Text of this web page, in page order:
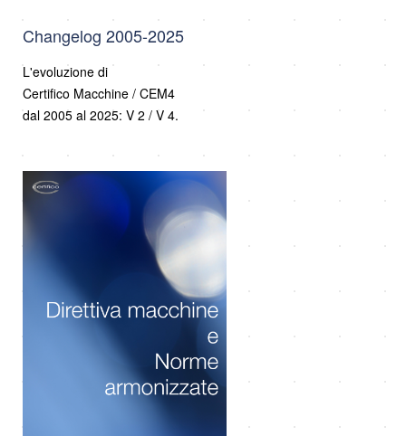
Changelog 2005-2025
L'evoluzione di
Certifico Macchine / CEM4
dal 2005 al 2025: V 2 / V 4.